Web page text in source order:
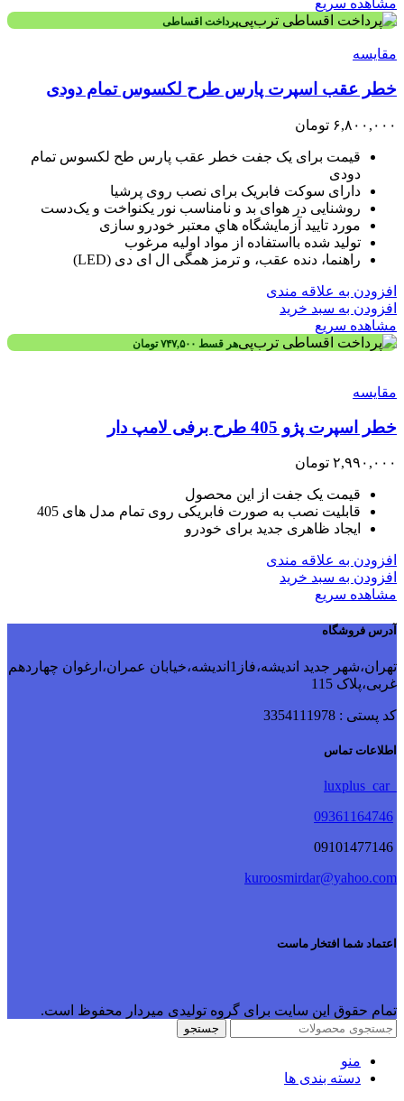
مشاهده سریع
پرداخت اقساطی
مقایسه
خطر عقب اسپرت پارس طرح لکسوس تمام دودی
۶,۸۰۰,۰۰۰ تومان
قیمت برای یک جفت خطر عقب پارس طح لکسوس تمام
دودی
دارای سوکت فابریک برای نصب روی پرشیا
روشنایی در هوای بد و نامناسب نور یکنواخت و یک‌دست
مورد تاييد آزمايشگاه هاي معتبر خودرو سازی
توليد شده بااستفاده از مواد اوليه مرغوب
راهنما، دنده عقب، و ترمز همگی ال ای دی (LED)
افزودن به علاقه مندی
افزودن به سبد خرید
مشاهده سریع
هر قسط ۷۴۷,۵۰۰ تومان
مقایسه
خطر اسپرت پژو 405 طرح برفی لامپ دار
۲,۹۹۰,۰۰۰ تومان
قیمت یک جفت از این محصول
قابلیت نصب به صورت فابریکی روی تمام مدل های 405
ایجاد ظاهری جدید برای خودرو
افزودن به علاقه مندی
افزودن به سبد خرید
مشاهده سریع
آدرس فروشگاه
تهران،شهر جدید اندیشه،فاز1اندیشه،خیابان عمران،ارغوان چهاردهم
غربی،پلاک 115
کد پستی : 3354111978
اطلاعات تماس
09361164746
kuroosmirdar@yahoo.com
اعتماد شما افتخار ماست
تمام حقوق این سایت برای گروه تولیدی میردار محفوظ است.
جستجو
منو
دسته بندی ها